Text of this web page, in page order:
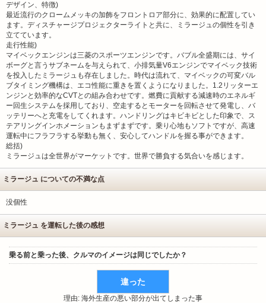
デザイン、特徴)
最近流行のクロームメッキの加飾をフロントロア部分に、効果的に配置してい
ます。ディスチャージプロジェクターライトと共に、ミラージュの個性を引き
立てています。
走行性能)
マイベックエンジンは三菱のスポーツエンジンです。バブル全盛期には、サイ
ボーグと言うサブネームを与えられて、小排気量V6エンジンでマイベック技術
を投入したミラージュも存在しました。時代は流れて、マイベックの可変バル
ブタイミング機構は、エコ性能に重きを置くようになりました。1.2リッターエ
ンジンと効率的なCVTとの組み合わせです。燃費に貢献する減速時のエネルギ
ー回生システムを採用しており、空走するとモーターを回転させて発電し、バ
ッテリーへと充電をしてくれます。ハンドリングはキビキビとした印象で、ス
テアリングインホメーションもまずまずです。乗り心地もソフトですが、高速
運転中にフラフラする挙動も無く、安心してハンドルを握る事ができます。
総括)
ミラージュは全世界がマーケットです。世界で勝負する気合いを感じます。
ミラージュ についての不満な点
没個性
ミラージュ を運転した後の感想
乗る前と乗った後、クルマのイメージは同じでしたか？
違った
理由: 海外生産の悪い部分が出てしまった事